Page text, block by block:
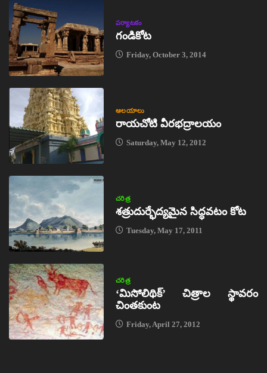
పర్యాటకం
గండికోట
Friday, October 3, 2014
ఆలయాలు
రాయచోటి వీరభద్రాలయం
Saturday, May 12, 2012
చరిత్ర
శత్రుదుర్భేద్యమైన సిద్ధవటం కోట
Tuesday, May 17, 2011
చరిత్ర
‘మిసోలిథిక్‌’ చిత్రాల స్థావరం
చింతకుంట
Friday, April 27, 2012